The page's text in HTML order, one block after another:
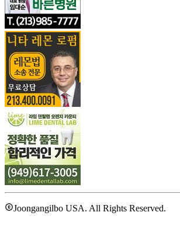
Joongangilbo USA. All Rights Reserved.